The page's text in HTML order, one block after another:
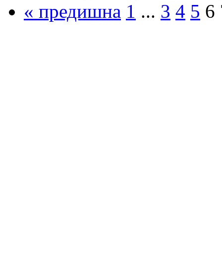
« предишна 1 ... 3 4 5 6